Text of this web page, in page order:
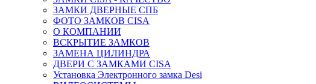
ЗАМКИ ДВЕРНЫЕ СПБ
ФОТО ЗАМКОВ CISA
О КОМПАНИИ
ВСКРЫТИЕ ЗАМКОВ
ЗАМЕНА ЦИЛИНДРА
ДВЕРИ С ЗАМКАМИ CISA
Установка Электронного замка Desi